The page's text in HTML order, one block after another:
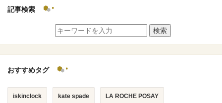
記事検索
検索
おすすめタグ
iskinclock kate spade LA ROCHE POSAY